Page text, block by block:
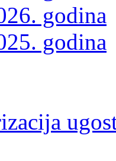
godina
godina